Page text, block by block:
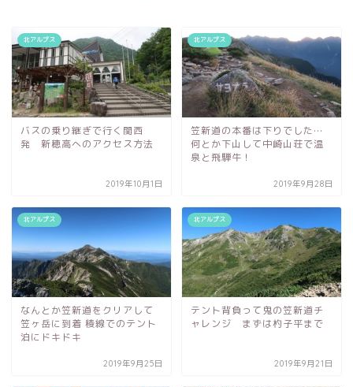
北アルプス
バスの乗り継ぎで行く関西
発 新穂高へのアクセス方法
2019年10月1日
北アルプス
笠新道の本番は下りでした…
何とか下山して中崎山荘で温
泉と飛騨牛！
2019年9月28日
北アルプス
なんとか笠新道をクリアして
笠ヶ岳に到着 稜線でのテント
泊にドキドキ
2019年9月25日
北アルプス
テント背負って鬼の笠新道チ
ャレンジ まずは杓子平まで
2019年9月21日